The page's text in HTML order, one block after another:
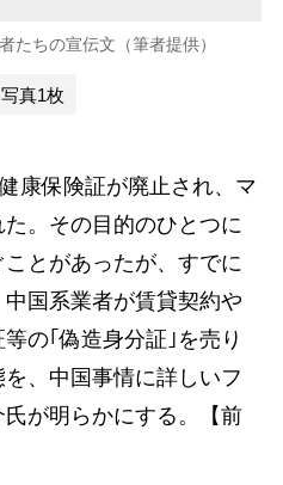
たちの宣伝文（筆者提供）
写真1枚
康保険証が廃止され、マ
。その目的のひとつに
とがあったが、すでに
国系業者が賃貸契約や
の｢偽造身分証｣を売り
、中国事情に詳しいフ
が明らかにする。【前